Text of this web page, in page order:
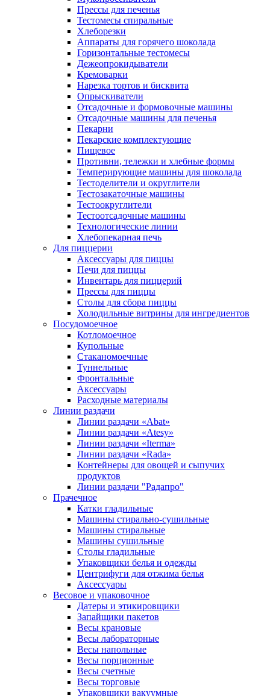
Прессы для печенья
Тестомесы спиральные
Хлеборезки
Аппараты для горячего шоколада
Горизонтальные тестомесы
Дежеопрокидыватели
Кремоварки
Нарезка тортов и бисквита
Опрыскиватели
Отсадочные и формовочные машины
Отсадочные машины для печенья
Пекарни
Пекарские комплектующие
Пищевое
Противни, тележки и хлебные формы
Темперирующие машины для шоколада
Тестоделители и округлители
Тестозакаточные машины
Тестоокруглители
Тестоотсадочные машины
Технологические линии
Хлебопекарная печь
Для пиццерии
Аксессуары для пиццы
Печи для пиццы
Инвентарь для пиццерий
Прессы для пиццы
Столы для сбора пиццы
Холодильные витрины для ингредиентов
Посудомоечное
Котломоечное
Купольные
Стаканомоечные
Туннельные
Фронтальные
Аксессуары
Расходные материалы
Линии раздачи
Линии раздачи «Abat»
Линии раздачи «Atesy»
Линии раздачи «Iterma»
Линии раздачи «Rada»
Контейнеры для овощей и сыпучих
продуктов
Линии раздачи "Радапро"
Прачечное
Катки гладильные
Машины стирально-сушильные
Машины стиральные
Машины сушильные
Столы гладильные
Упаковщики белья и одежды
Центрифуги для отжима белья
Аксессуары
Весовое и упаковочное
Датеры и этикировщики
Запайщики пакетов
Весы крановые
Весы лабораторные
Весы напольные
Весы порционные
Весы счетные
Весы торговые
Упаковщики вакуумные